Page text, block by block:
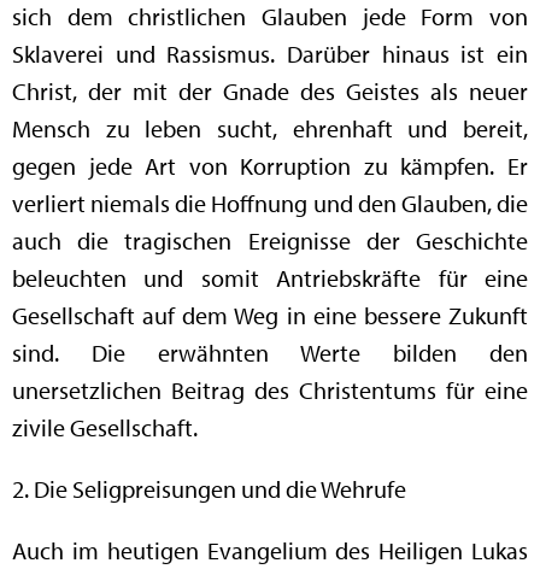
sich dem christlichen Glauben jede Form von
Sklaverei und Rassismus. Darüber hinaus ist ein
Christ, der mit der Gnade des Geistes als neuer
Mensch zu leben sucht, ehrenhaft und bereit,
gegen jede Art von Korruption zu kämpfen. Er
verliert niemals die Hoffnung und den Glauben, die
auch die tragischen Ereignisse der Geschichte
beleuchten und somit Antriebskräfte für eine
Gesellschaft auf dem Weg in eine bessere Zukunft
sind. Die erwähnten Werte bilden den
unersetzlichen Beitrag des Christentums für eine
zivile Gesellschaft.
2. Die Seligpreisungen und die Wehrufe
Auch im heutigen Evangelium des Heiligen Lukas